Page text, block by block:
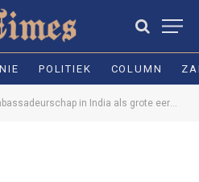
POLITIEK COLUMN
in India als grote eer en verantwoordelijkheid